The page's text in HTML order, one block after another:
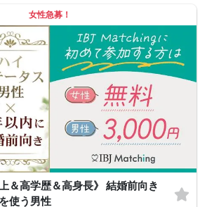
女性急募！
＆高学歴＆高身長》 結婚前向き
使う男性